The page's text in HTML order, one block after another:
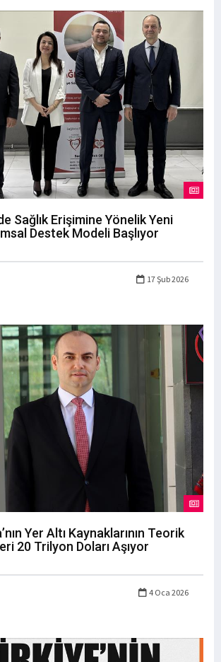
Sağlık Erişimine Yönelik Yeni
Destek Modeli Başlıyor
17 Şub 2026
Yer Altı Kaynaklarının Teorik
20 Trilyon Doları Aşıyor
4 Oca 2026